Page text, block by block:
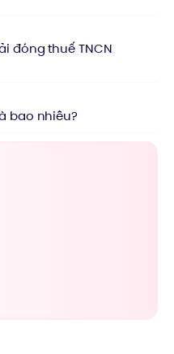
đóng thuế TNCN
bao nhiêu?